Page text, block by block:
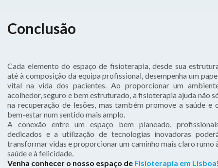
Conclusão
Cada elemento do espaço de fisioterapia, desde sua
até à composição da equipa profissional, desempenha um
vital na vida dos pacientes. Ao proporcionar um
acolhedor, seguro e bem estruturado, a fisioterapia ajuda não
na recuperação de lesões, mas também promove a saúde e
bem-estar num sentido mais amplo.
A conexão entre um espaço bem planeado,
dedicados e a utilização de tecnologias inovadoras
transformar vidas e proporcionar um caminho mais claro rumo
saúde e à felicidade.
Venha conhecer o nosso espaço de Fisioterapia em Lisboa